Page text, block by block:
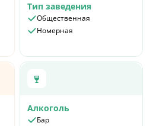
Тип заведения
Общественная
Номерная
Алкоголь
Бар